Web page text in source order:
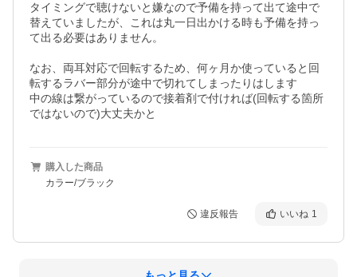
タイミングで聴けないと嫌なので予備を持って出て途中で
替えていましたが、これは丸一日出かける時も予備を持っ
て出る必要はありません。
なお、両耳対応で回転するため、何ヶ月か使っていると回
転するラバー部分が途中で切れてしまったりはします
中の線は繋がっているので接着剤で付ければ(回転する箇所
ではないので)大丈夫かと
購入した商品
カラー/ブラック
違反報告 いいね 1